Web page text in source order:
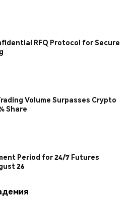
RFQ Protocol for Secure
Volume Surpasses Crypto
Share
Period for 24/7 Futures
26